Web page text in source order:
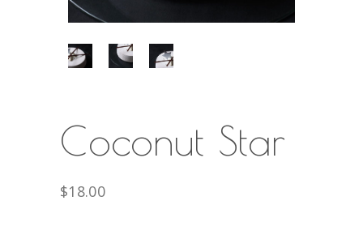
Coconut Star
$18.00